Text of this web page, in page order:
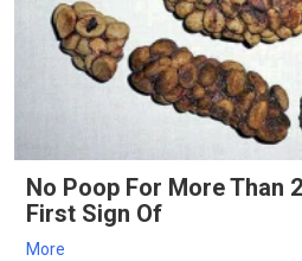
No Poop For More Than
First Sign Of
More